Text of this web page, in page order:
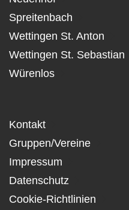
Spreitenbach
Wettingen St. Anton
Wettingen St. Sebastian
Würenlos
Kontakt
Gruppen/Vereine
Impressum
Datenschutz
Cookie-Richtlinien